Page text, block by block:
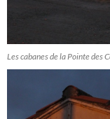
Les cabanes de la Pointe des